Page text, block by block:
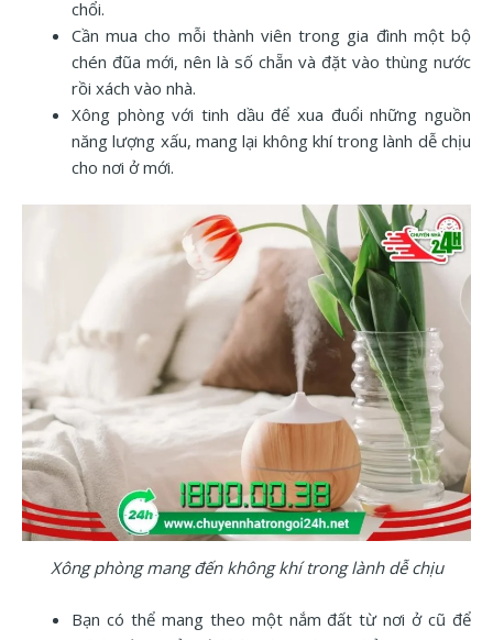
chổi.
Cần mua cho mỗi thành viên trong gia đình một bộ
chén đũa mới, nên là số chẵn và đặt vào thùng nước
rồi xách vào nhà.
Xông phòng với tinh dầu để xua đuổi những nguồn
năng lượng xấu, mang lại không khí trong lành dễ chịu
cho nơi ở mới.
Xông phòng mang đến không khí trong lành dễ chịu
Bạn có thể mang theo một nắm đất từ nơi ở cũ để